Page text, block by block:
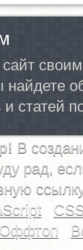
статей
В
рад,
Оффтоп